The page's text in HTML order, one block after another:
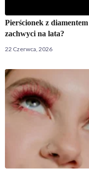
Pierścionek z
zachwyci na lata?
22 Czerwca, 2026